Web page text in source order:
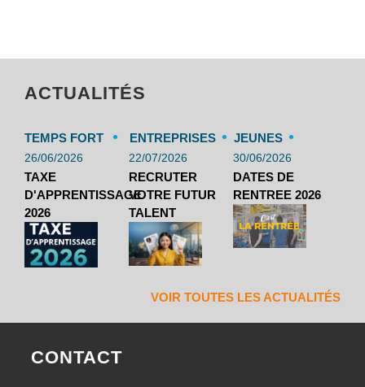
ACTUALITÉS
TEMPS FORT •
26/06/2026
TAXE
D'APPRENTISSAGE
2026
ENTREPRISES •
22/07/2026
RECRUTER
VOTRE FUTUR
TALENT
JEUNES •
30/06/2026
DATES DE
RENTREE 2026
VOIR TOUTES LES ACTUALITÉS
CONTACT